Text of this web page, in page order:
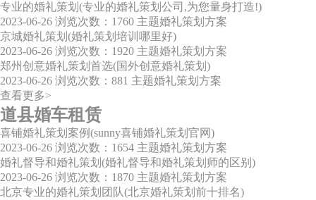
专业的婚礼策划(专业的婚礼策划公司,为您量身打造!)
2023-06-26 浏览次数：1760 主题婚礼策划方案
京城婚礼策划(婚礼策划培训哪里好)
2023-06-26 浏览次数：1920 主题婚礼策划方案
郑州创意婚礼策划首选(国外创意婚礼策划)
2023-06-26 浏览次数：881 主题婚礼策划方案
查看更多>
道县婚车租赁
喜铺婚礼策划案例(sunny喜铺婚礼策划官网)
2023-06-26 浏览次数：1654 主题婚礼策划方案
婚礼督导和婚礼策划(婚礼督导和婚礼策划师的区别)
2023-06-26 浏览次数：1870 主题婚礼策划方案
北京专业的婚礼策划团队(北京婚礼策划前十排名)